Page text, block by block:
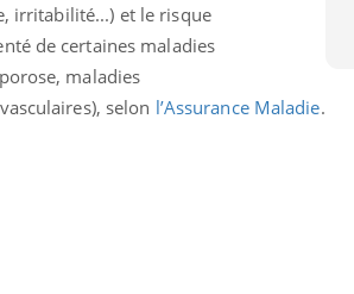
irritabilité...) et le risque
de certaines maladies
maladies
selon l’Assurance Maladie.
Cytomégalovirus : ce qui
change dans la prise en
charge des femmes
enceintes